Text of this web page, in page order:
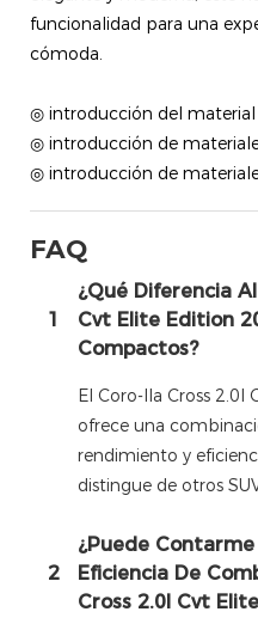
funcionalidad para una
cómoda.
◎ introducción del material
◎ introducción de
◎ introducción de
FAQ
1
¿Qué Diferencia
Cvt Elite Edition
Compactos?
El Coro-lla Cross 2.0l
ofrece una
rendimiento y
distingue de otros
2
¿Puede Contarme
Eficiencia De
Cross 2.0l Cvt